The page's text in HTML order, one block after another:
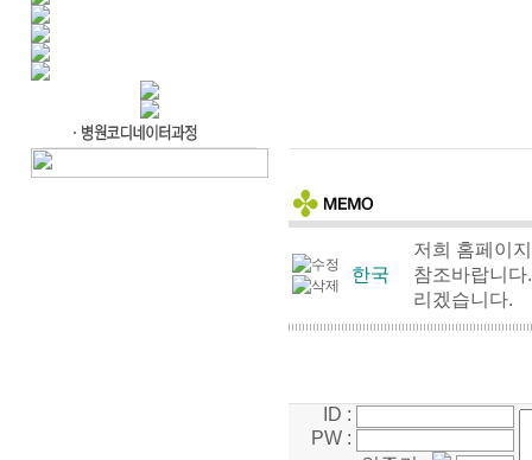
한국
저희 홈페이
참조바랍니
리겠습니다.
ID :
PW :